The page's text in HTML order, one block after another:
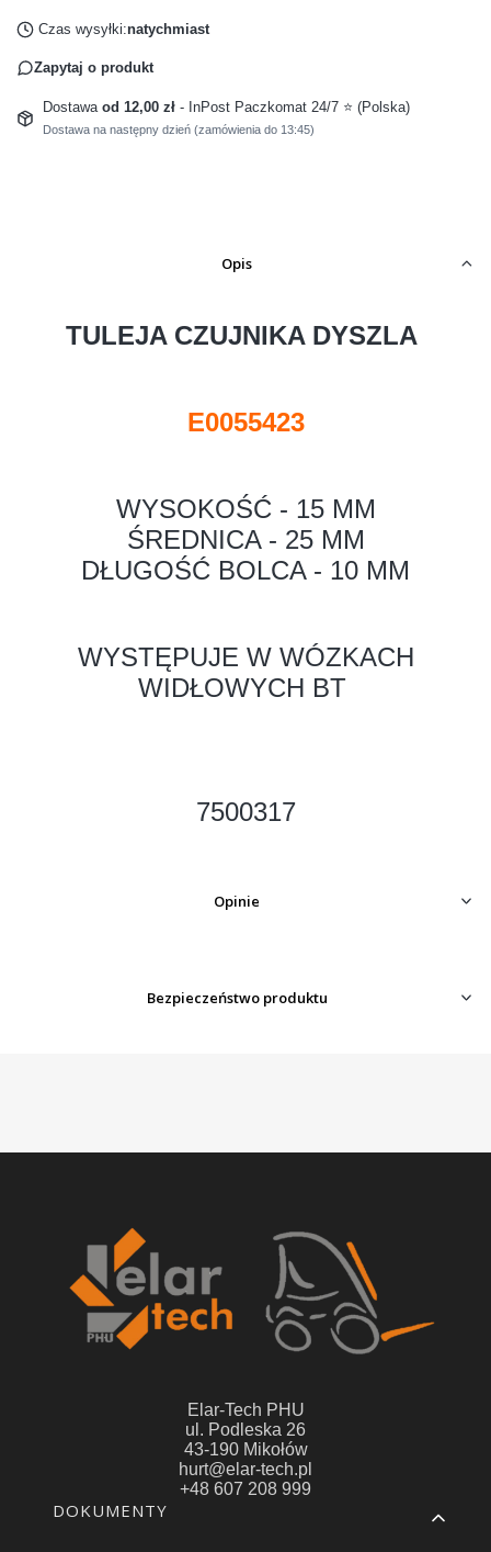
Czas wysyłki:natychmiast
Zapytaj o produkt
Dostawa od 12,00 zł - InPost Paczkomat 24/7 ⭐ (Polska)
Dostawa na następny dzień (zamówienia do 13:45)
Opis
TULEJA CZUJNIKA DYSZLA
E0055423
WYSOKOŚĆ - 15 MM
ŚREDNICA - 25 MM
DŁUGOŚĆ BOLCA - 10 MM
WYSTĘPUJE W WÓZKACH
WIDŁOWYCH BT
7500317
Opinie
Bezpieczeństwo produktu
Elar-Tech PHU
ul. Podleska 26
43-190 Mikołów
hurt@elar-tech.pl
+48 607 208 999
Linki w stopce
DOKUMENTY